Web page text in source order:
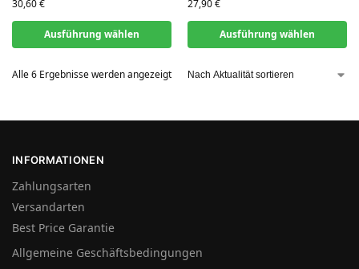
30,60€
Ausführung wählen
27,90€
Ausführung wählen
Alle 6 Ergebnisse werden angezeigt
INFORMATIONEN
Zahlungsarten
Versandarten
Best Price Garantie
Allgemeine Geschäftsbedingungen